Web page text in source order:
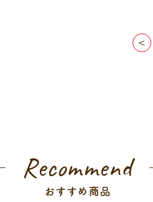
＜
Recommend
おすすめ商品